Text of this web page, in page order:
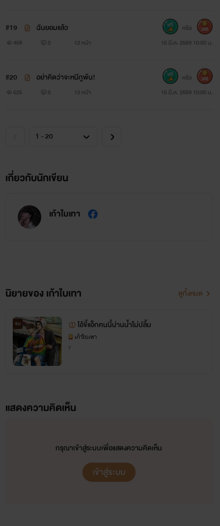
#19 ฉันยอมแล้ว
458 0 12 หน้า 15 มี.ค. 2569 10:00 น.
หรือ 300
#20 อย่าคิดว่าจะหนีกูพ้น!
525 0 12 หน้า 15 มี.ค. 2569 10:00 น.
หรือ 300
เกี่ยวกับนักเขียน
เก้าใบเทา
นิยายของ เก้าใบเทา ดูทั้งหมด
จบ ไอ้ขี้แอ็กคนนี้น่านน้ำไม่ปลื้ม
เก้าใบเทา
Y
แสดงความคิดเห็น
กรุณาเข้าสู่ระบบเพื่อแสดงความคิดเห็น
เข้าสู่ระบบ